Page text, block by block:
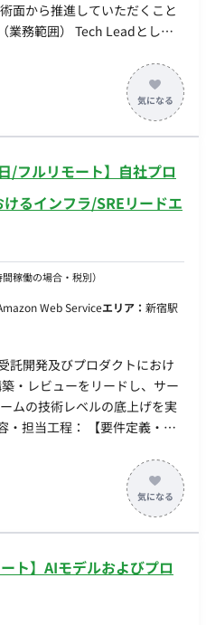
面から推進していただくこと
計〜実装〜テスト〜リリース
ーバレスアーキテクチャの設
フラを含む技術構成の決定
Python、AWS） ・
ルチドメイン／マルチテナン
、ベクトル類似度検索、画像
実装（Azure AI Foundry、LLM
構築 ・負荷試験、Auto Scaling
/リスクの整理と解決 ・エン
の開発支援 ■開発環
Node.js, Python,
API Gateway - DB：
/フルリモート】自社プロ
るインフラ/SREリードエ
稼働の場合・税別）
Web Serviceエリア： 新宿駅
託開発及びプロダクトにおけ
・レビューをリードし、サー
ムの技術レベルの底上げを実
トにおけるアーキテクチャ設
ー策定・ガバナンス管理 ・
と管理（利便性とガバナンス
ンフラ（AWS/Azureなど）の
アラートなどの監視設定、障
ームマネジメント・技術推進
ト】AIモデルおよびプロ